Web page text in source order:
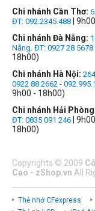
Chi nhánh Cần Thơ:
ĐT: 092.2345.488 |
Chi nhánh Đà Nẵng:
Nẵng. ĐT: 0927 28 5678
18h00)
Chi nhánh Hà Nội:
0922 88 2662 -
9h00 - 18h00)
Chi nhánh Hải
ĐT: 0835 091 246 |
18h00)
Copyrights © 2009
Cao - zShop.vn All
Thẻ nhớ CFexpress